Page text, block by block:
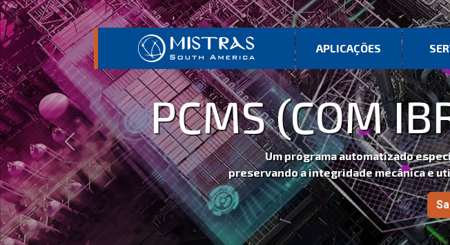
PCMS (COM IBR
Um programa automatizado especializado em gerenciar
preservando a integridade mecânica e utilizado por 25% das
Saiba mais
Previous
APLICAÇÕES